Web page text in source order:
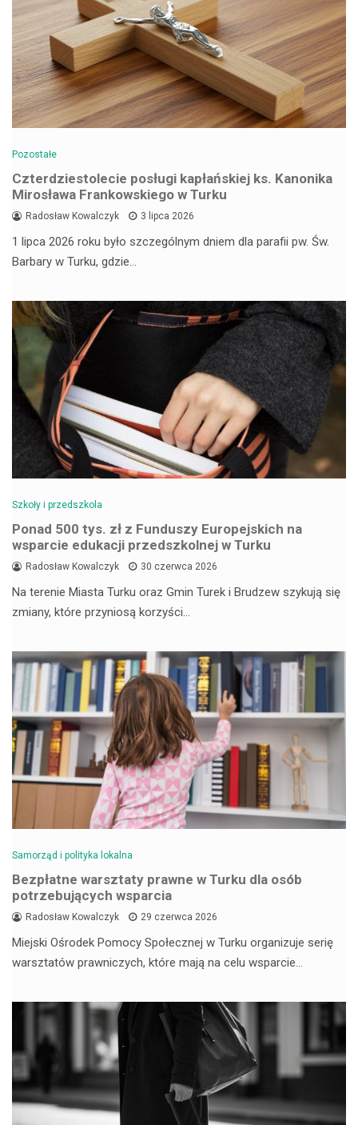
Pozostałe
Czterdziestolecie posługi kapłańskiej ks. Kanonika
Mirosława Frankowskiego w Turku
Radosław Kowalczyk 3 lipca 2026
1 lipca 2026 roku było szczególnym dniem dla parafii pw. Św.
Barbary w Turku, gdzie…
Szkoły i przedszkola
Ponad 500 tys. zł z Funduszy Europejskich na
wsparcie edukacji przedszkolnej w Turku
Radosław Kowalczyk 30 czerwca 2026
Na terenie Miasta Turku oraz Gmin Turek i Brudzew szykują się
zmiany, które przyniosą korzyści…
Samorząd i polityka lokalna
Bezpłatne warsztaty prawne w Turku dla osób
potrzebujących wsparcia
Radosław Kowalczyk 29 czerwca 2026
Miejski Ośrodek Pomocy Społecznej w Turku organizuje serię
warsztatów prawniczych, które mają na celu wsparcie…